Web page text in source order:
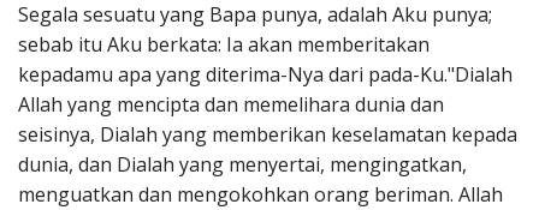
Segala sesuatu yang Bapa punya, adalah Aku punya;
sebab itu Aku berkata: Ia akan memberitakan
kepadamu apa yang diterima-Nya dari pada-Ku."Dialah
Allah yang mencipta dan memelihara dunia dan
seisinya, Dialah yang memberikan keselamatan kepada
dunia, dan Dialah yang menyertai, mengingatkan,
menguatkan dan mengokohkan orang beriman. Allah